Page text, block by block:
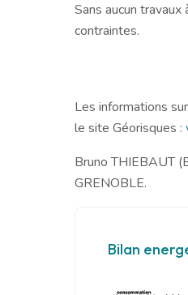
Sans aucun
contraintes.
Les informations
le site Géorisques :
Bruno THIEBAUT
GRENOBLE.
Bilan